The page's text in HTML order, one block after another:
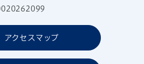
アクセスマップ